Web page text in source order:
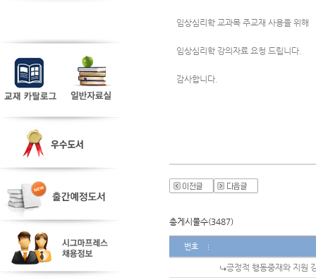
임상심리학 교과목 주교재 사용을 위해
임상심리학 강의자료 요청 드립니다.
감사합니다.
총게시물수(3487)
번호
긍정적 행동중재와 지원